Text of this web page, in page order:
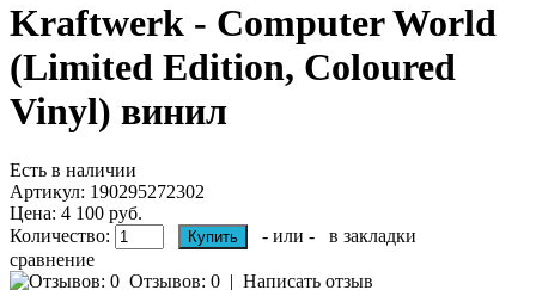
Kraftwerk - Computer World
(Limited Edition, Coloured
Vinyl) винил
Есть в наличии
Артикул: 190295272302
Цена: 4 100 руб.
Количество:
- или -
в закладки
сравнение
Отзывов: 0 | Написать отзыв